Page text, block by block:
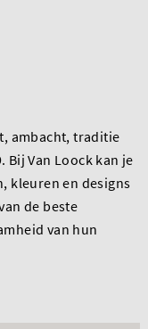
ambacht, traditie
Bij Van Loock kan je
kleuren en designs
de beste
van hun